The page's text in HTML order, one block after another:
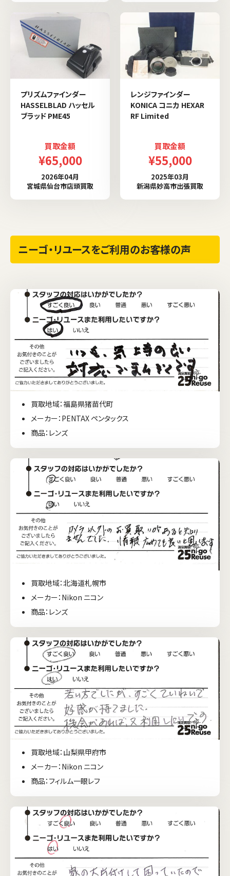
プリズムファインダー
HASSELBLAD ハッセル
ブラッド PME45
買取金額
¥65,000
2026年04月
宮城県仙台市店頭買取
レンジファインダー
KONICA コニカ HEXAR
RF Limited
買取金額
¥55,000
2025年03月
新潟県妙高市出張買取
ニーゴ・リユースをご利用のお客様の声
買取地域：福島県猪苗代町
メーカー：PENTAX ペンタックス
商品：レンズ
買取地域：北海道札幌市
メーカー：Nikon ニコン
商品：レンズ
買取地域：山梨県甲府市
メーカー：Nikon ニコン
商品：フィルム一眼レフ